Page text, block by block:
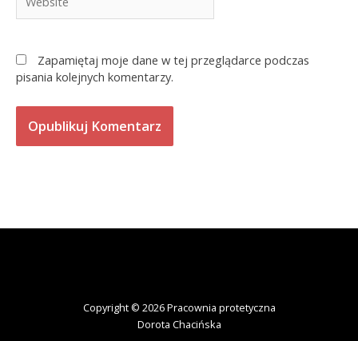
Zapamiętaj moje dane w tej przeglądarce podczas
pisania kolejnych komentarzy.
Copyright © 2026 Pracownia protetyczna
Dorota Chacińska